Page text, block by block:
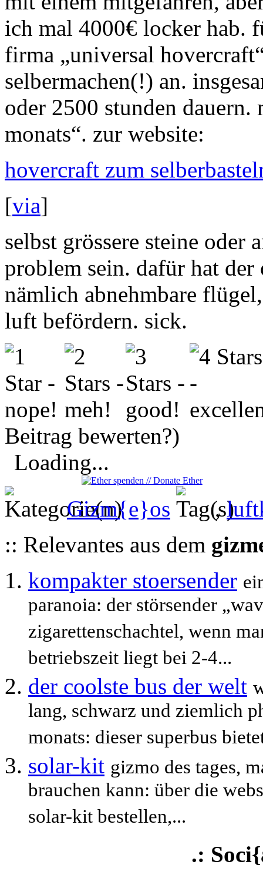
ich mal 4000€ locker hab.
firma „universal
selbermachen(!) an.
oder 2500 stunden dauern.
monats“. zur website:
hovercraft zum
[via]
selbst grössere steine oder
problem sein. dafür hat
nämlich abnehmbare
luft befördern. sick.
Beitrag bewerten?)
Loading...
Gizm{e}os
,
:: Relevantes aus dem
kompakter stoersender
paranoia: der störsender
zigarettenschachtel, wenn
betriebszeit liegt bei 2-4...
der coolste bus der welt
lang, schwarz und ziemlich
monats: dieser superbus
solar-kit gizmo des tages,
brauchen kann: über die
solar-kit bestellen,...
.: